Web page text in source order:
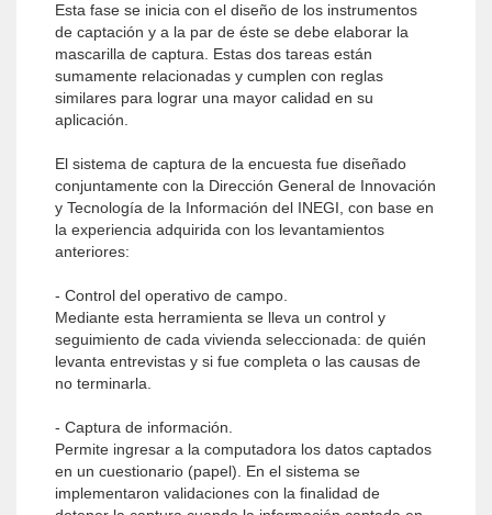
Esta fase se inicia con el diseño de los instrumentos
de captación y a la par de éste se debe elaborar la
mascarilla de captura. Estas dos tareas están
sumamente relacionadas y cumplen con reglas
similares para lograr una mayor calidad en su
aplicación.
El sistema de captura de la encuesta fue diseñado
conjuntamente con la Dirección General de Innovación
y Tecnología de la Información del INEGI, con base en
la experiencia adquirida con los levantamientos
anteriores:
- Control del operativo de campo.
Mediante esta herramienta se lleva un control y
seguimiento de cada vivienda seleccionada: de quién
levanta entrevistas y si fue completa o las causas de
no terminarla.
- Captura de información.
Permite ingresar a la computadora los datos captados
en un cuestionario (papel). En el sistema se
implementaron validaciones con la finalidad de